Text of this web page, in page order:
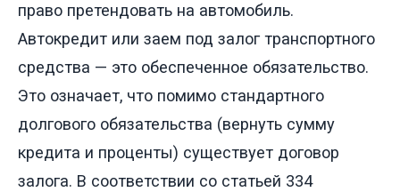
право претендовать на автомобиль.
Автокредит или заем под залог транспортного
средства — это обеспеченное обязательство.
Это означает, что помимо стандартного
долгового обязательства (вернуть сумму
кредита и проценты) существует договор
залога. В соответствии со статьей 334